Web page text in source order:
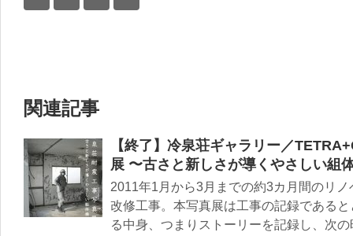
関連記事
【終了】冷泉荘ギャラリー／
展 〜古さと新しさが導くやさしい組
2011年1月から3月までの約3カ月間のリ
改修工事。本写真展は工事の記録である
る中身、つまりストーリーを記録し、次